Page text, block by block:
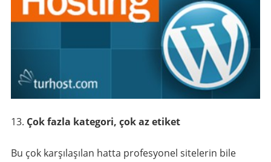
Çok fazla kategori, çok az etiket
Bu çok karşılaşılan hatta profesyonel sitelerin bile